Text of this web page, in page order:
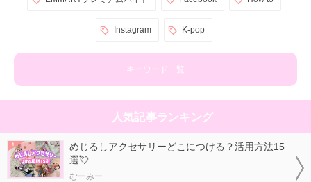
Instagram K-pop
キーワード一覧
人気記事ランキング
めじるしアクセサリーどこにつける？活用方法15
選💘
むーみー